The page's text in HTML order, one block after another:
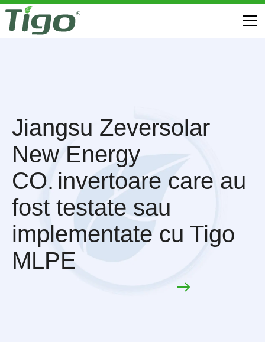
Jiangsu Zeversolar
New Energy
CO. invertoare care au
fost testate sau
implementate cu Tigo
MLPE